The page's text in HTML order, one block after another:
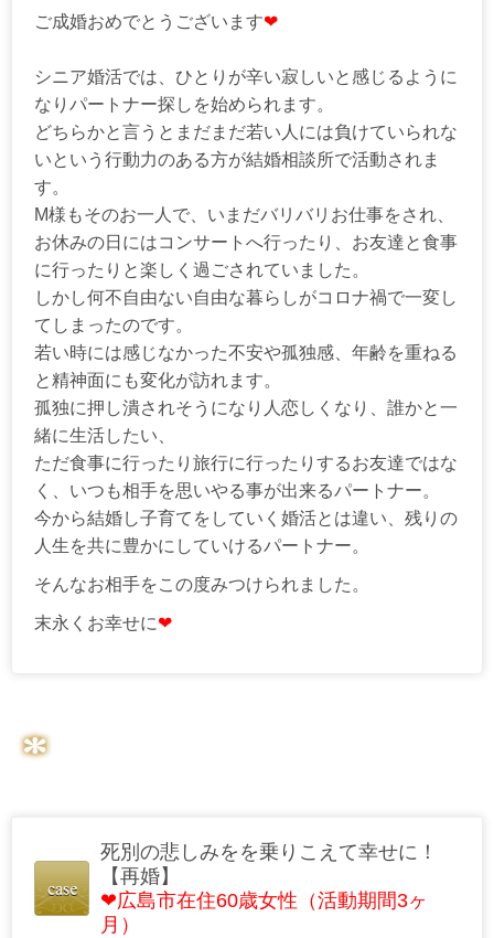
ご成婚おめでとうございます❤
シニア婚活では、ひとりが辛い寂しいと感じるように
なりパートナー探しを始められます。
どちらかと言うとまだまだ若い人には負けていられな
いという行動力のある方が結婚相談所で活動されま
す。
M様もそのお一人で、いまだバリバリお仕事をされ、
お休みの日にはコンサートへ行ったり、お友達と食事
に行ったりと楽しく過ごされていました。
しかし何不自由ない自由な暮らしがコロナ禍で一変し
てしまったのです。
若い時には感じなかった不安や孤独感、年齢を重ねる
と精神面にも変化が訪れます。
孤独に押し潰されそうになり人恋しくなり、誰かと一
緒に生活したい、
ただ食事に行ったり旅行に行ったりするお友達ではな
く、いつも相手を思いやる事が出来るパートナー。
今から結婚し子育てをしていく婚活とは違い、残りの
人生を共に豊かにしていけるパートナー。
そんなお相手をこの度みつけられました。
末永くお幸せに❤
死別の悲しみをを乗りこえて幸せに！
【再婚】
❤広島市在住60歳女性（活動期間3ヶ
月）